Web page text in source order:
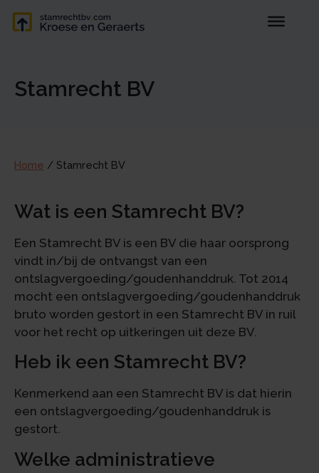
Stamrecht BV
Home / Stamrecht BV
Wat is een Stamrecht BV?
Een Stamrecht BV is een BV die haar oorsprong
vindt in/bij de ontvangst van een
ontslagvergoeding/goudenhanddruk. Tot 2014
mocht een ontslagvergoeding/goudenhanddruk
bruto worden gestort in een Stamrecht BV in ruil
voor het recht op uitkeringen uit deze BV.
Heb ik een Stamrecht BV?
Kenmerkend aan een Stamrecht BV is dat hierin
een ontslagvergoeding/goudenhanddruk is
gestort.
Welke administratieve